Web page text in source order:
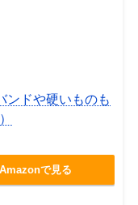
ンドや硬いものも
Amazonで見る